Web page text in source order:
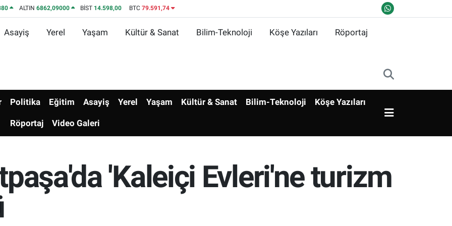
ALTIN 6862,09000 BİST 14.598,00 BTC 79.591,74
Asayiş Yerel Yaşam Kültür & Sanat Bilim-Teknoloji Köşe Yazıları Röportaj
Politika Eğitim Asayiş Yerel Yaşam Kültür & Sanat Bilim-Teknoloji Köşe Yazıları
Röportaj Video Galeri
'Kaleiçi Evleri'ne turizm